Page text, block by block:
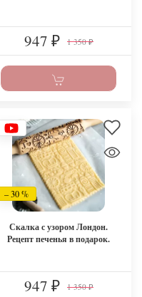
947 ₽ 1 350₽
– 30 %
Скалка с узором Лондон.
Рецепт печенья в подарок.
947 ₽ 1 350₽